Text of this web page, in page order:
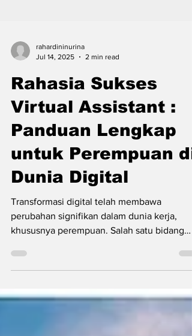
rahardininurina
Rahasia Sukses
Virtual Assistant :
Panduan Lengkap
untuk Perempuan di
Transformasi digital telah membawa
perubahan signifikan dalam dunia kerja,